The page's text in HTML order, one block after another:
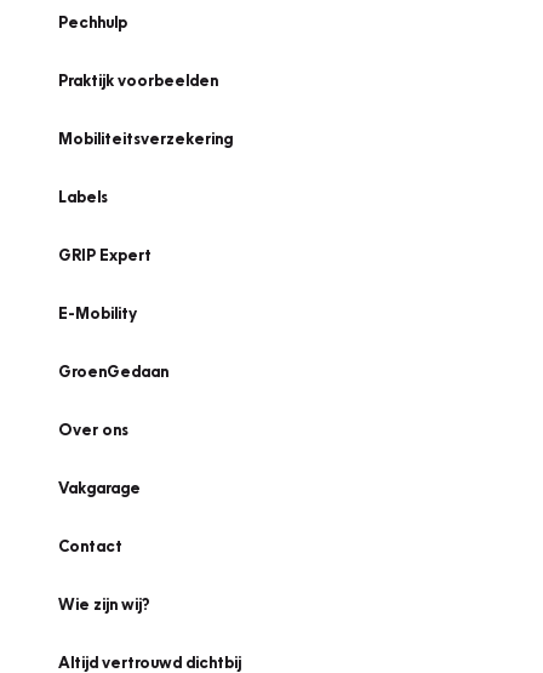
Pechhulp
Praktijk voorbeelden
Mobiliteitsverzekering
Labels
GRIP Expert
E-Mobility
GroenGedaan
Over ons
Vakgarage
Contact
Wie zijn wij?
Altijd vertrouwd dichtbij